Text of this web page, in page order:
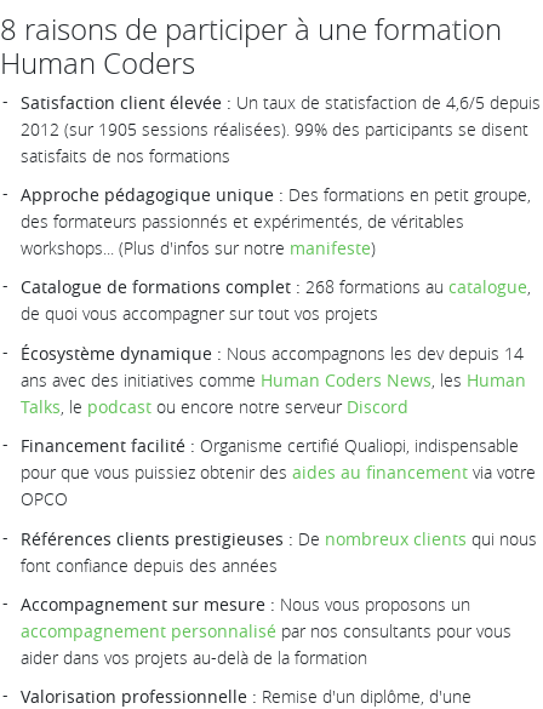
8 raisons de participer à une formation
Human Coders
Satisfaction client élevée : Un taux de statisfaction de 4,6/5 depuis
2012 (sur 1905 sessions réalisées). 99% des participants se disent
satisfaits de nos formations
Approche pédagogique unique : Des formations en petit groupe,
des formateurs passionnés et expérimentés, de véritables
workshops... (Plus d'infos sur notre manifeste)
Catalogue de formations complet : 268 formations au catalogue,
de quoi vous accompagner sur tout vos projets
Écosystème dynamique : Nous accompagnons les dev depuis 14
ans avec des initiatives comme Human Coders News, les Human
Talks, le podcast ou encore notre serveur Discord
Financement facilité : Organisme certifié Qualiopi, indispensable
pour que vous puissiez obtenir des aides au financement via votre
OPCO
Références clients prestigieuses : De nombreux clients qui nous
font confiance depuis des années
Accompagnement sur mesure : Nous vous proposons un
accompagnement personnalisé par nos consultants pour vous
aider dans vos projets au-delà de la formation
Valorisation professionnelle : Remise d'un diplôme, d'une